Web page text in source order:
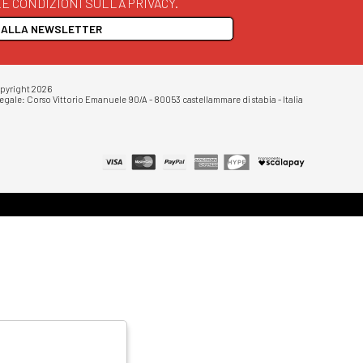
CONDIZIONI SULLA PRIVACY.
NEWSLETTER
2026
Corso Vittorio Emanuele 90/A - 80053 castellammare di stabia - Italia